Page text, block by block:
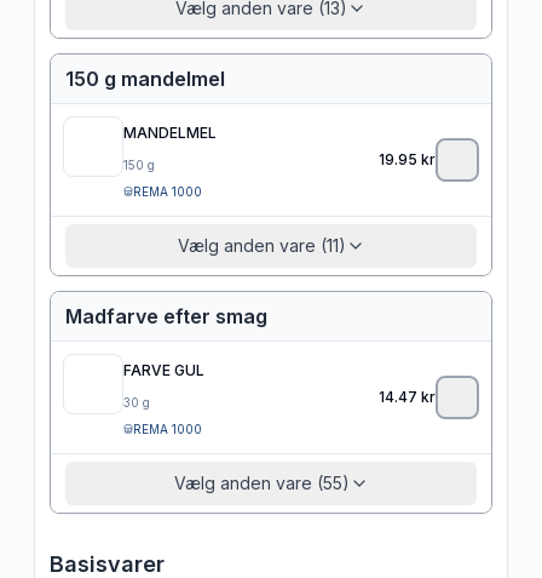
Vælg anden vare (13)
150 g mandelmel
MANDELMEL
150 g
REMA 1000
19.95 kr
Vælg anden vare (11)
Madfarve efter smag
FARVE GUL
30 g
REMA 1000
14.47 kr
Vælg anden vare (55)
Basisvarer